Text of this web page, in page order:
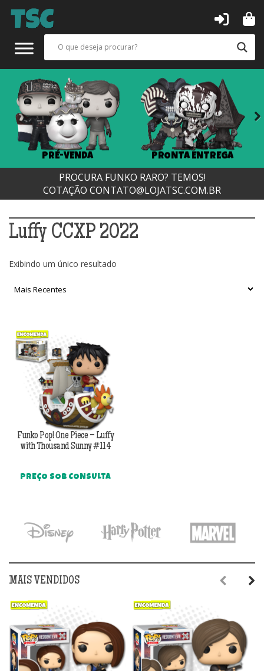
PRÉ-VENDA PRONTA ENTREGA
Next
PROCURA FUNKO RARO? TEMOS!
COTAÇÃO CONTATO@LOJATSC.COM.BR
Luffy CCXP 2022
Exibindo um único resultado
Funko Pop! One Piece – Luffy
with Thousand Sunny #114
PREÇO SOB CONSULTA
MAIS VENDIDOS